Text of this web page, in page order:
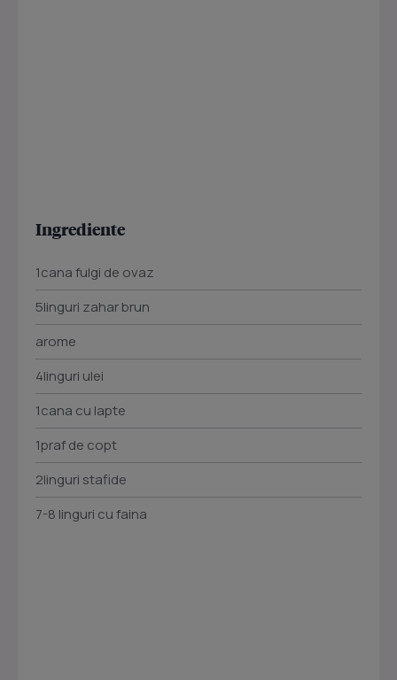
Ingrediente
1cana fulgi de ovaz
5linguri zahar brun
arome
4linguri ulei
1cana cu lapte
1praf de copt
2linguri stafide
7-8 linguri cu faina